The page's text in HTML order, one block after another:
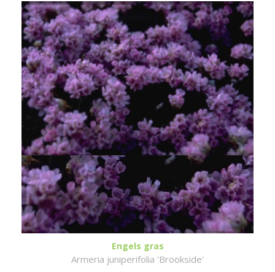
Engels gras
Armeria juniperifolia 'Brookside'